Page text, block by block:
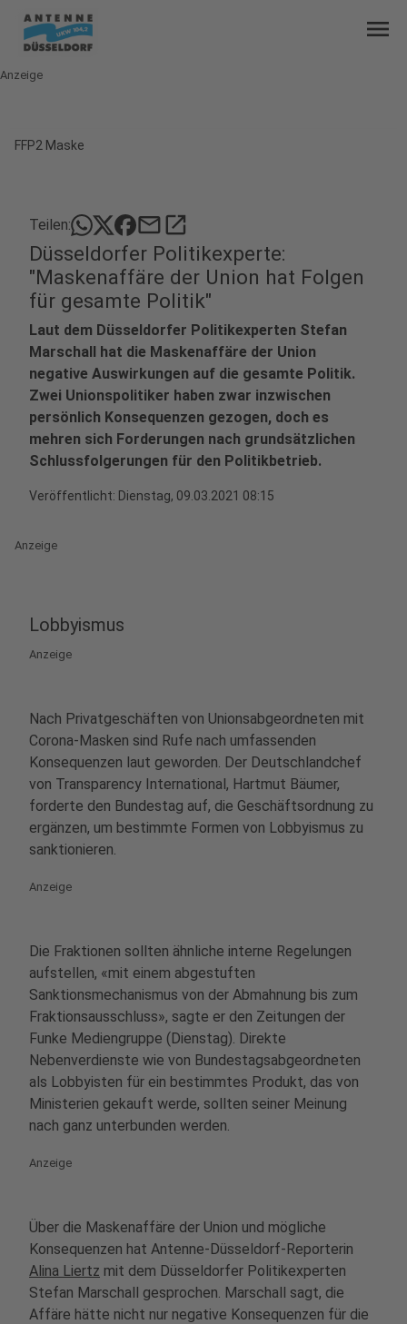
menu
Anzeige
FFP2 Maske
Teilen: mailopen_in_new
Düsseldorfer Politikexperte:
"Maskenaffäre der Union hat Folgen
für gesamte Politik"
Laut dem Düsseldorfer Politikexperten Stefan
Marschall hat die Maskenaffäre der Union
negative Auswirkungen auf die gesamte Politik.
Zwei Unionspolitiker haben zwar inzwischen
persönlich Konsequenzen gezogen, doch es
mehren sich Forderungen nach grundsätzlichen
Schlussfolgerungen für den Politikbetrieb.
Veröffentlicht: Dienstag, 09.03.2021 08:15
Anzeige
Lobbyismus
Anzeige
Nach Privatgeschäften von Unionsabgeordneten mit
Corona-Masken sind Rufe nach umfassenden
Konsequenzen laut geworden. Der Deutschlandchef
von Transparency International, Hartmut Bäumer,
forderte den Bundestag auf, die Geschäftsordnung zu
ergänzen, um bestimmte Formen von Lobbyismus zu
sanktionieren.
Anzeige
Die Fraktionen sollten ähnliche interne Regelungen
aufstellen, «mit einem abgestuften
Sanktionsmechanismus von der Abmahnung bis zum
Fraktionsausschluss», sagte er den Zeitungen der
Funke Mediengruppe (Dienstag). Direkte
Nebenverdienste wie von Bundestagsabgeordneten
als Lobbyisten für ein bestimmtes Produkt, das von
Ministerien gekauft werde, sollten seiner Meinung
nach ganz unterbunden werden.
Anzeige
Über die Maskenaffäre der Union und mögliche
Konsequenzen hat Antenne-Düsseldorf-Reporterin
Alina Liertz mit dem Düsseldorfer Politikexperten
Stefan Marschall gesprochen. Marschall sagt, die
Affäre hätte nicht nur negative Konsequenzen für die